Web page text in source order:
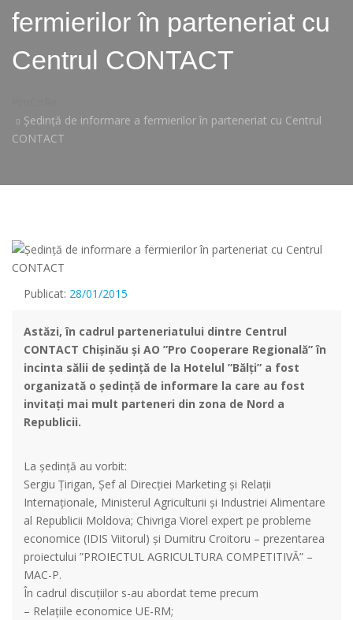
fermierilor în parteneriat cu
Centrul CONTACT
Ședință de informare a fermierilor în parteneriat cu Centrul
CONTACT
Publicat: 28/01/2015
Astăzi, în cadrul parteneriatului dintre Centrul
CONTACT Chișinău și AO ”Pro Cooperare Regională” în
incinta sălii de ședință de la Hotelul ”Bălți” a fost
organizată o ședință de informare la care au fost
invitați mai mult parteneri din zona de Nord a
Republicii.
La ședință au vorbit:
Sergiu Țirigan, Şef al Direcţiei Marketing și Relații
Internaționale, Ministerul Agriculturii și Industriei Alimentare
al Republicii Moldova; Chivriga Viorel expert pe probleme
economice (IDIS Viitorul) și Dumitru Croitoru – prezentarea
proiectului ”PROIECTUL AGRICULTURA COMPETITIVĂ” –
MAC-P.
În cadrul discuțiilor s-au abordat teme precum
– Relațiile economice UE-RM;